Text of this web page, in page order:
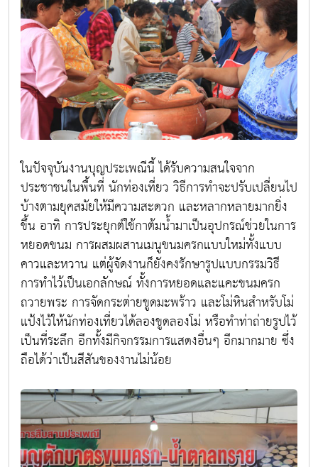
ในปัจจุบันงานบุญประเพณีนี้ ได้รับความสนใจจาก
ประชาชนในพื้นที่ นักท่องเที่ยว วิธีการทำจะปรับเปลี่ยนไป
บ้างตามยุคสมัยให้มีความสะดวก และหลากหลายมากยิ่ง
ขึ้น อาทิ การประยุกต์ใช้กาต้มน้ำมาเป็นอุปกรณ์ช่วยในการ
หยอดขนม การผสมผสานเมนูขนมครกแบบใหม่ทั้งแบบ
คาวและหวาน แต่ผู้จัดงานก็ยังคงรักษารูปแบบกรรมวิธี
การทำไว้เป็นเอกลักษณ์ ทั้งการหยอดและแคะขนมครก
ถวายพระ การจัดกระต่ายขูดมะพร้าว และโม่หินสำหรับโม่
แป้งไว้ให้นักท่องเที่ยวได้ลองขูดลองโม่ หรือทำท่าถ่ายรูปไว้
เป็นที่ระลึก อีกทั้งมีกิจกรรมการแสดงอื่นๆ อีกมากมาย ซึ่ง
ถือได้ว่าเป็นสีสันของงานไม่น้อย